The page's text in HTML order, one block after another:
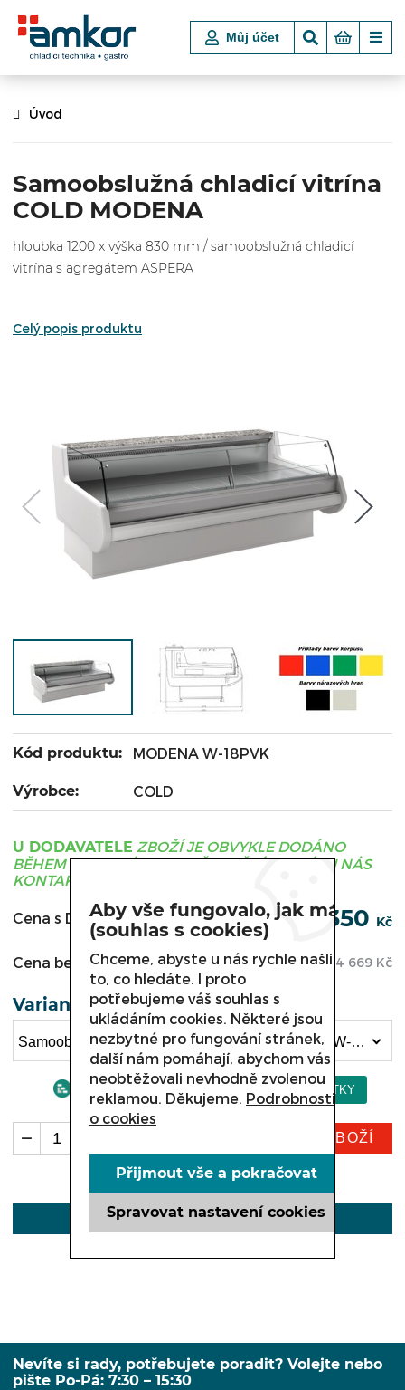
Můj účet
Úvod
Samoobslužná chladicí vitrína
COLD MODENA
hloubka 1200 x výška 830 mm / samoobslužná chladicí
vitrína s agregátem ASPERA
Celý popis produktu
Kód produktu: MODENA W-18PVK
Výrobce: COLD
U DODAVATELE ZBOŽÍ JE OBVYKLE DODÁNO
BĚHEM 3 - 21 DNÍ, PRO UPŘESNĚNÍ TERMÍNU NÁS
KONTAKTUJTE.
Cena s DPH: 90 350 Kč
Cena bez DPH: 74 669 Kč
Varianta
Samoobslužná chladicí vitrína COLD MODENA , W-18PVK délka 1860 mm (90 350 Kč)
KOUPIT ZBOŽÍ
POPIS
Nevíte si rady, potřebujete poradit? Volejte nebo
pište Po-Pá: 7:30 – 15:30
Aby vše fungovalo, jak má
(souhlas s cookies)
Chceme, abyste u nás rychle našli
to, co hledáte. I proto
potřebujeme váš souhlas s
ukládáním cookies. Některé jsou
nezbytné pro fungování stránek,
další nám pomáhají, abychom vás
neobtěžovali nevhodně zvolenou
reklamou. Děkujeme. Podrobnosti
o cookies
Spravovat nastavení cookies
Přijmout vše a pokračovat